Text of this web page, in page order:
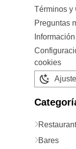
Términos y
Preguntas
cookies
Bares